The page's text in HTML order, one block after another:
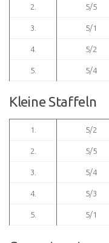
2. 5/5
3. 5/1
4. 5/2
5. 5/4
Kleine Staffeln
1. 5/2
2. 5/5
3. 5/4
4. 5/3
5. 5/1